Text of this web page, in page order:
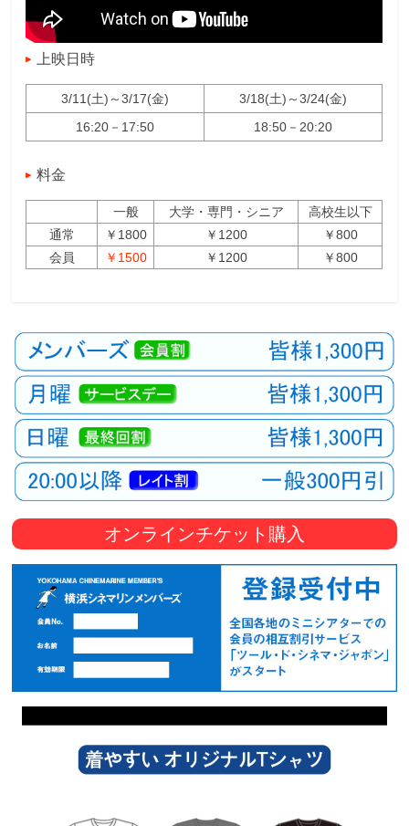
上映日時
3/11(土)～3/17(金)
3/18(土)～3/24(金)
16:20－17:50
18:50－20:20
料金
一般 大学・専門・シニア
高校生以下
通常
￥1800 ￥1200
￥800
会員
￥1500 ￥1200 ￥800
オンラインチケット購入